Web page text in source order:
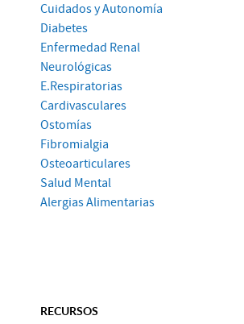
Cuidados y Autonomía
Diabetes
Enfermedad Renal
Neurológicas
E.Respiratorias
Cardivasculares
Ostomías
Fibromialgia
Osteoarticulares
Salud Mental
Alergias Alimentarias
RECURSOS